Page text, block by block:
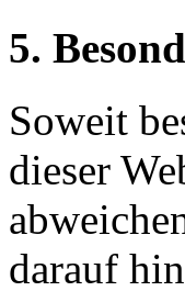
5.
Soweit
dieser
darauf